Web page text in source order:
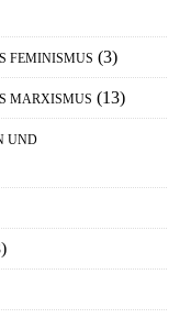
FEMINISMUS (3)
MARXISMUS (13)
UND